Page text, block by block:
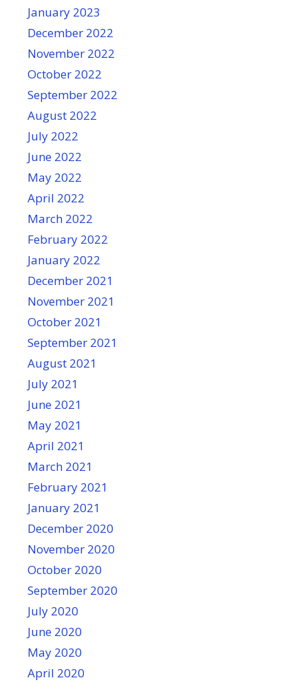
January 2023
December 2022
November 2022
October 2022
September 2022
August 2022
July 2022
June 2022
May 2022
April 2022
March 2022
February 2022
January 2022
December 2021
November 2021
October 2021
September 2021
August 2021
July 2021
June 2021
May 2021
April 2021
March 2021
February 2021
January 2021
December 2020
November 2020
October 2020
September 2020
July 2020
June 2020
May 2020
April 2020